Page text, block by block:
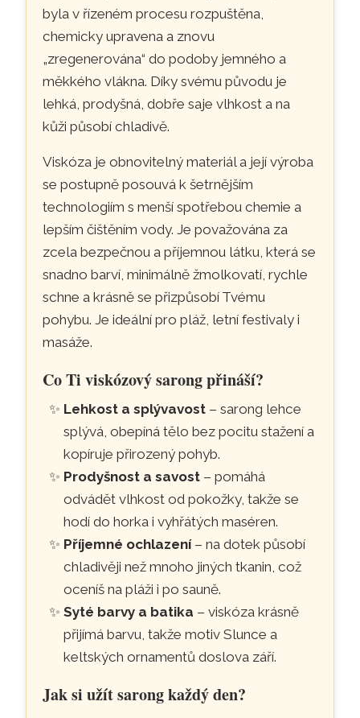
byla v řízeném procesu rozpuštěna,
chemicky upravena a znovu
„zregenerována“ do podoby jemného a
měkkého vlákna. Díky svému původu je
lehká, prodyšná, dobře saje vlhkost a na
kůži působí chladivě.
Viskóza je obnovitelný materiál a její výroba
se postupně posouvá k šetrnějším
technologiím s menší spotřebou chemie a
lepším čištěním vody. Je považována za
zcela bezpečnou a příjemnou látku, která se
snadno barví, minimálně žmolkovatí, rychle
schne a krásně se přizpůsobí Tvému
pohybu. Je ideální pro pláž, letní festivaly i
masáže.
Co Ti viskózový sarong přináší?
Lehkost a splývavost– sarong lehce
splývá, obepíná tělo bez pocitu stažení a
kopíruje přirozený pohyb.
Prodyšnost a savost– pomáhá
odvádět vlhkost od pokožky, takže se
hodí do horka i vyhřátých maséren.
Příjemné ochlazení– na dotek působí
chladivěji než mnoho jiných tkanin, což
oceníš na pláži i po sauně.
Syté barvy a batika – viskóza krásně
přijímá barvu, takže motiv Slunce a
keltských ornamentů doslova září.
Jak si užít sarong každý den?